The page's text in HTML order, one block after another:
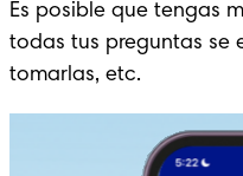
Es posible que tengas
todas tus preguntas se
tomarlas, etc.